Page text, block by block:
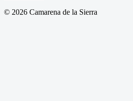
© 2026 Camarena de la Sierra